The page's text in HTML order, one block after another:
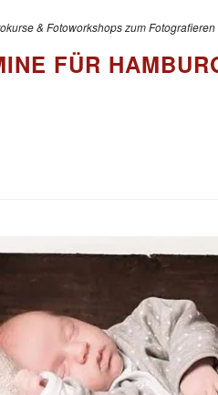
& Fotoworkshops zum
FÜR